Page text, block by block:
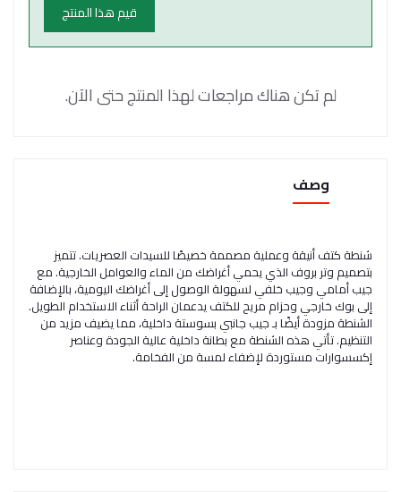
قيم هذا المنتج
لم تكن هناك مراجعات لهذا المنتج حتى الآن.
وصف
شنطة كتف أنيقة وعملية مصممة خصيصًا للسيدات العصريات. تتميز
بتصميم وتر بروف الذي يحمي أغراضك من الماء والعوامل الخارجية. مع
جيب أمامي وجيب خلفي لسهولة الوصول إلى أغراضك اليومية، بالإضافة
إلى بوك خارجي وحزام مريح للكتف يدعمان الراحة أثناء الاستخدام الطويل.
الشنطة مزودة أيضًا بـ جيب جانبي بسوستة داخلية، مما يضيف مزيد من
التنظيم. تأتي هذه الشنطة مع بطانة داخلية عالية الجودة وعناصر
إكسسوارات مستوردة لإضفاء لمسة من الفخامة.